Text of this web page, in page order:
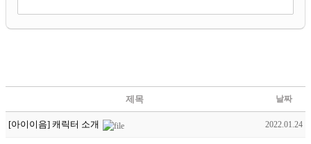
제목 날짜
[아이이음] 캐릭터 소개 2022.01.24